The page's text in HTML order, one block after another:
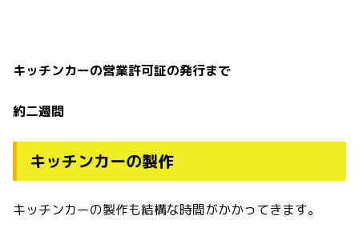
キッチンカーの営業許可証の発行まで
約二週間
キッチンカーの製作
キッチンカーの製作も結構な時間がかかってきます。